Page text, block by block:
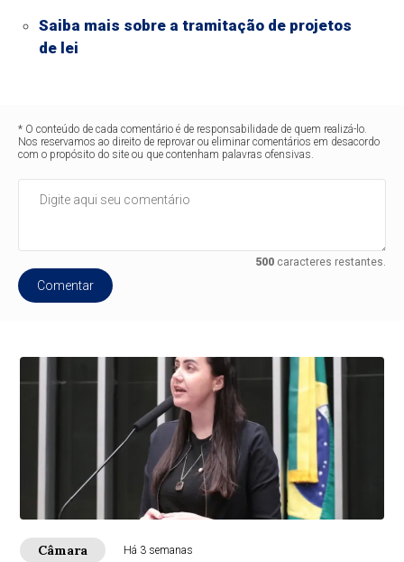
Saiba mais sobre a tramitação de projetos
de lei
* O conteúdo de cada comentário é de responsabilidade de quem realizá-lo.
Nos reservamos ao direito de reprovar ou eliminar comentários em desacordo
com o propósito do site ou que contenham palavras ofensivas.
500caracteres restantes.
Comentar
Câmara Há 3 semanas